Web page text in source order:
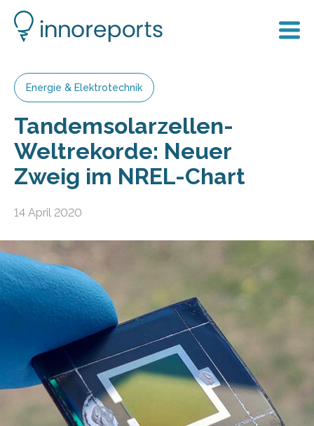
Energie & Elektrotechnik
Tandemsolarzellen-
Weltrekorde: Neuer
Zweig im NREL-Chart
14 April 2020